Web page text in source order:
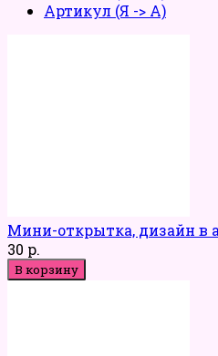
Артикул (Я -> А)
Мини-открытка, дизайн в
30 р.
В корзину